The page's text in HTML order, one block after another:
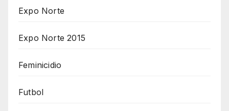
Expo Norte
Expo Norte 2015
Feminicidio
Futbol